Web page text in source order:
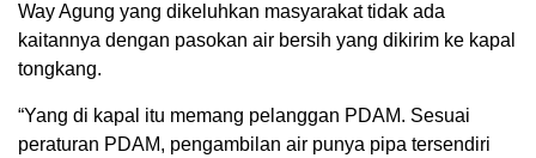
Way Agung yang dikeluhkan masyarakat tidak ada
kaitannya dengan pasokan air bersih yang dikirim ke kapal
tongkang.
“Yang di kapal itu memang pelanggan PDAM. Sesuai
peraturan PDAM, pengambilan air punya pipa tersendiri